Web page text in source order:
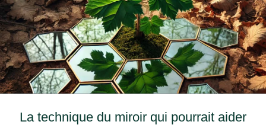
La technique du miroir qui pourrait aider